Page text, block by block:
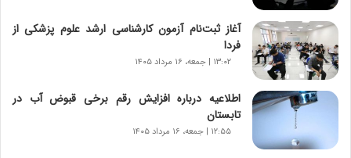
ن
ا
م
ه
ج
د
ا
آغاز ثبت‌نام‌ آزمون کارشناسی ارشد علوم پزشکی از
فردا
۱۳:۰۲ | جمعه، ۱۶ مرداد ۱۴۰۵
اطلاعیه درباره افزایش رقم برخی قبوض آب در
تابستان
۱۲:۵۵ | جمعه، ۱۶ مرداد ۱۴۰۵